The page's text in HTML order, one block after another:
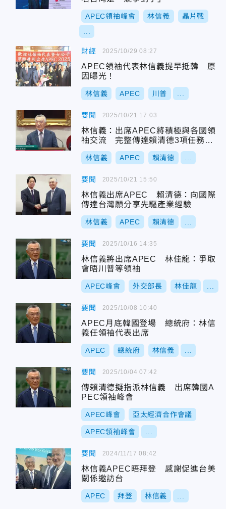
APEC領袖峰會 林信義 晶片戰
財經
APEC領袖代表林信義提早抵韓 原
因曝光！
林信義 APEC 川普
2025/10/29 08:27
要聞
林信義：出席APEC將積極與各國領
袖交流 完整傳達賴清德3項任務指
示
林信義 APEC 賴清德
2025/10/21 17:03
要聞
林信義出席APEC 賴清德：向國際
傳達台灣願分享先驅產業經驗
林信義 APEC 賴清德
2025/10/21 15:50
要聞
林信義將出席APEC 林佳龍：爭取
會晤川普等領袖
APEC峰會 外交部長 林佳龍
2025/10/16 14:35
要聞
APEC月底韓國登場 總統府：林信
義任領袖代表出席
APEC 總統府 林信義
2025/10/08 10:40
要聞
傳賴清德擬指派林信義 出席韓國A
PEC領袖峰會
APEC峰會 亞太經濟合作會議
APEC領袖峰會
2025/10/04 07:42
要聞
林信義APEC晤拜登 感謝促進台美
關係邀訪台
APEC 拜登 林信義
2024/11/17 08:42